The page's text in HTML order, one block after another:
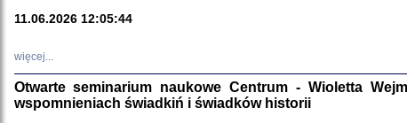
Warszawa
11.06.2026 12:05:44
więcej...
Otwarte seminarium naukowe Centrum - Wioletta
wspomnieniach świadkiń i świadków historii